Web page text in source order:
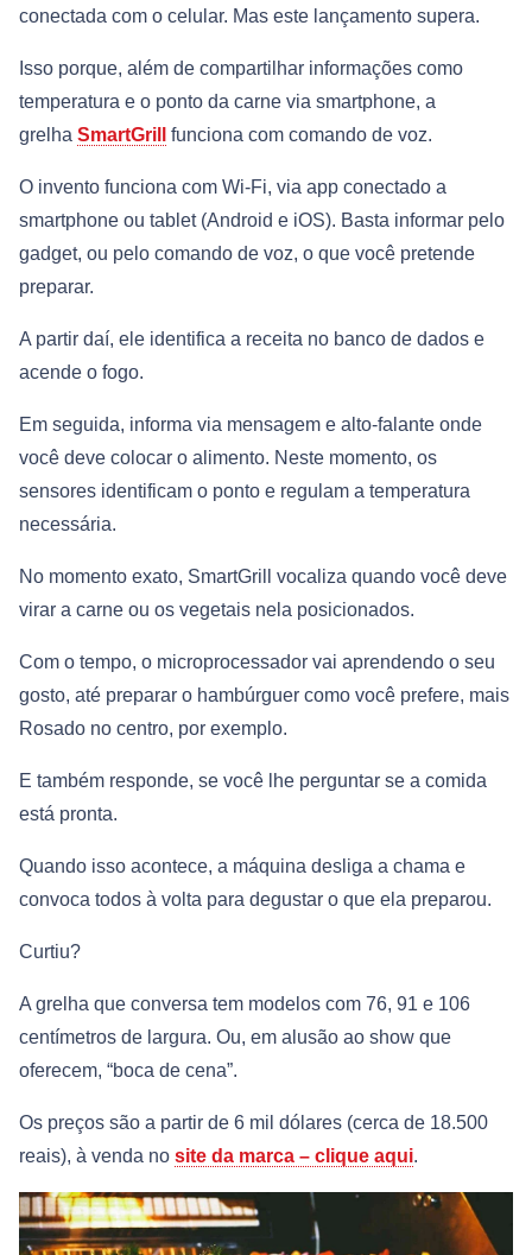
conectada com o celular. Mas este lançamento supera.
Isso porque, além de compartilhar informações como
temperatura e o ponto da carne via smartphone, a
grelha SmartGrill funciona com comando de voz.
O invento funciona com Wi-Fi, via app conectado a
smartphone ou tablet (Android e iOS). Basta informar pelo
gadget, ou pelo comando de voz, o que você pretende
preparar.
A partir daí, ele identifica a receita no banco de dados e
acende o fogo.
Em seguida, informa via mensagem e alto-falante onde
você deve colocar o alimento. Neste momento, os
sensores identificam o ponto e regulam a temperatura
necessária.
No momento exato, SmartGrill vocaliza quando você deve
virar a carne ou os vegetais nela posicionados.
Com o tempo, o microprocessador vai aprendendo o seu
gosto, até preparar o hambúrguer como você prefere, mais
Rosado no centro, por exemplo.
E também responde, se você lhe perguntar se a comida
está pronta.
Quando isso acontece, a máquina desliga a chama e
convoca todos à volta para degustar o que ela preparou.
Curtiu?
A grelha que conversa tem modelos com 76, 91 e 106
centímetros de largura. Ou, em alusão ao show que
oferecem, “boca de cena”.
Os preços são a partir de 6 mil dólares (cerca de 18.500
reais), à venda no site da marca – clique aqui.